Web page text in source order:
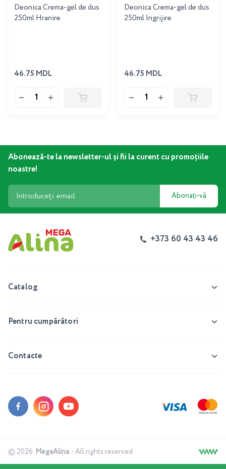
Deonica Crema-gel de dus
250ml Hranire
46.75 MDL
Deonica Crema-gel de dus
250ml Ingrijire
46.75 MDL
Abonează-te la newsletter-ul și fii la curent cu promoțiile
noastre!
Abonați-vă
+373 60 43 43 46
Catalog
Pentru cumpărători
Contacte
© 2026. MegaAlina.- All rights reserved